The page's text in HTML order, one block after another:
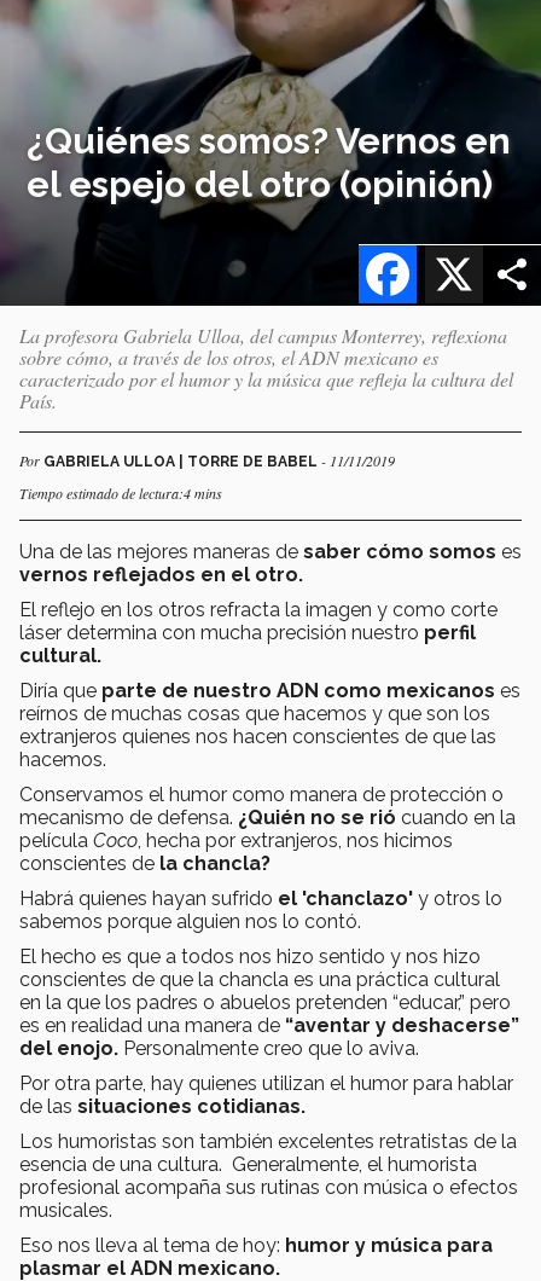
¿Quiénes somos? Vernos en
el espejo del otro (opinión)
X
Facebook
La profesora Gabriela Ulloa, del campus Monterrey, reflexiona
sobre cómo, a través de los otros, el ADN mexicano es
caracterizado por el humor y la música que refleja la cultura del
País.
Por GABRIELA ULLOA | TORRE DE BABEL - 11/11/2019
Tiempo estimado de lectura:4 mins
Una de las mejores maneras de saber cómo somos es
vernos reflejados en el otro.
El reflejo en los otros refracta la imagen y como corte
láser determina con mucha precisión nuestro perfil
cultural.
Diría que parte de nuestro ADN como mexicanos es
reírnos de muchas cosas que hacemos y que son los
extranjeros quienes nos hacen conscientes de que las
hacemos.
Conservamos el humor como manera de protección o
mecanismo de defensa. ¿Quién no se rió cuando en la
película Coco , hecha por extranjeros, nos hicimos
conscientes de la chancla?
Habrá quienes hayan sufrido el 'chanclazo' y otros lo
sabemos porque alguien nos lo contó.
El hecho es que a todos nos hizo sentido y nos hizo
conscientes de que la chancla es una práctica cultural
en la que los padres o abuelos pretenden “educar,” pero
es en realidad una manera de “aventar y deshacerse”
del enojo. Personalmente creo que lo aviva.
Por otra parte, hay quienes utilizan el humor para hablar
de las situaciones cotidianas.
Los humoristas son también excelentes retratistas de la
esencia de una cultura. Generalmente, el humorista
profesional acompaña sus rutinas con música o efectos
musicales.
Eso nos lleva al tema de hoy: humor y música para
plasmar el ADN mexicano.